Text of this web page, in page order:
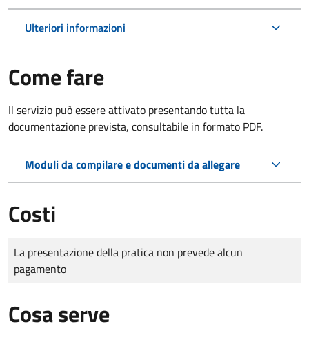
Ulteriori informazioni
Come fare
Il servizio può essere attivato presentando tutta la
documentazione prevista, consultabile in formato PDF.
Moduli da compilare e documenti da allegare
Costi
Tipo di pagamento
Importo
La presentazione della pratica non prevede alcun
pagamento
Cosa serve